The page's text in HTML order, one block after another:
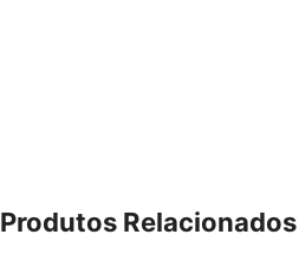
Produtos Relacionados